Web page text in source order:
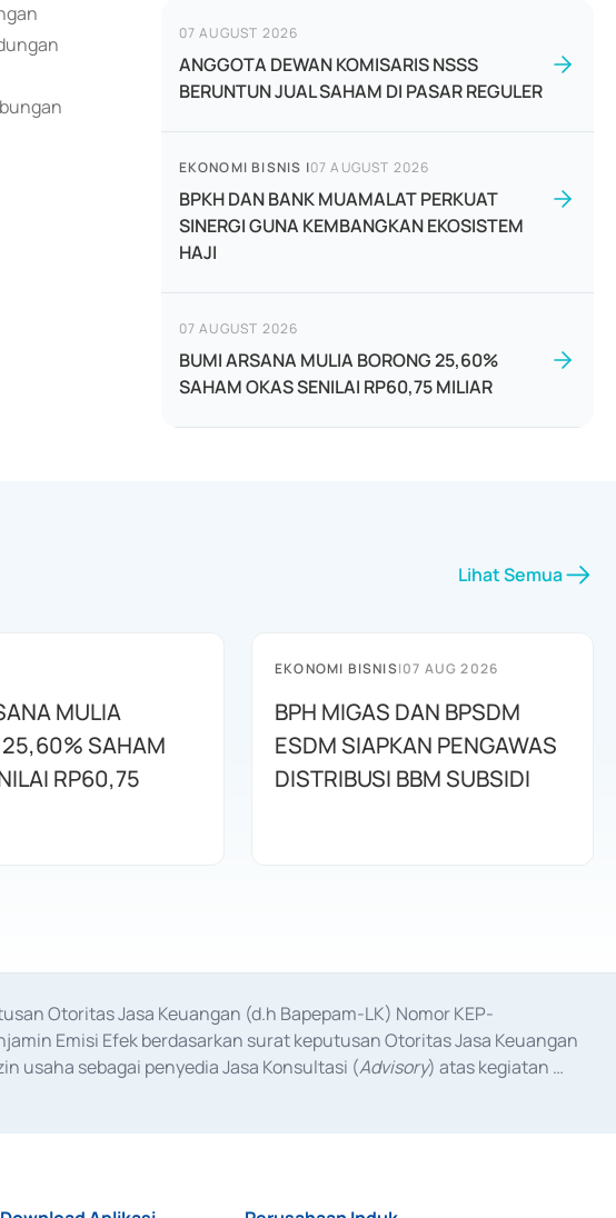
07 AUGUST 2026
ANGGOTA DEWAN KOMISARIS NSSS
BERUNTUN JUAL SAHAM DI PASAR REGULER
EKONOMI BISNIS |07 AUGUST 2026
BPKH DAN BANK MUAMALAT PERKUAT
SINERGI GUNA KEMBANGKAN EKOSISTEM
HAJI
07 AUGUST 2026
BUMI ARSANA MULIA BORONG 25,60%
SAHAM OKAS SENILAI RP60,75 MILIAR
Lihat Semua
MULIA
25,60% SAHAM
RP60,75
EKONOMI BISNIS|07 AUG 2026
BPH MIGAS DAN BPSDM
ESDM SIAPKAN PENGAWAS
DISTRIBUSI BBM SUBSIDI
Otoritas Jasa Keuangan (d.h Bapepam-LK) Nomor KEP-
Emisi Efek berdasarkan surat keputusan Otoritas Jasa Keuangan
usaha sebagai penyedia Jasa Konsultasi (Advisory) atas kegiatan